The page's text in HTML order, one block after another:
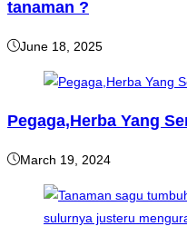
tanaman ?
June 18, 2025
Pegaga,Herba Yang
March 19, 2024